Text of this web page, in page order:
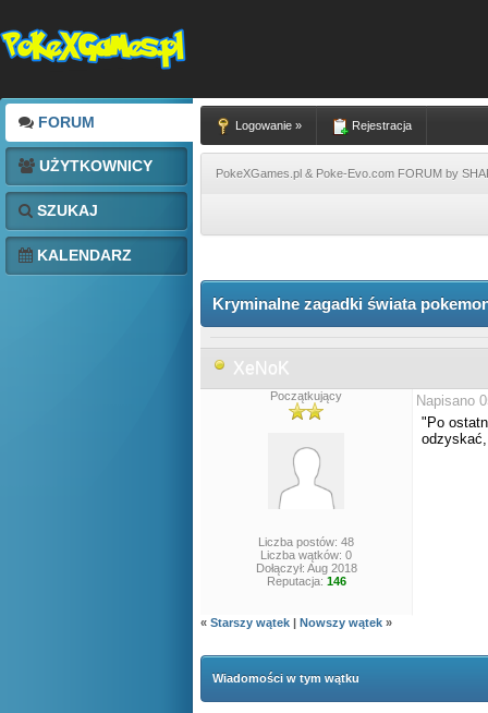
FORUM
UŻYTKOWNICY
SZUKAJ
KALENDARZ
Logowanie » Rejestracja
PokeXGames.pl & Poke-Evo.com FORUM by
Kryminalne zagadki świata
XeNoK
Początkujący
Liczba postów: 48
Liczba wątków: 0
Dołączył: Aug 2018
Reputacja: 146
Napisano
"Po
odzyskać,
« Starszy wątek | Nowszy wątek »
Wiadomości w tym wątku